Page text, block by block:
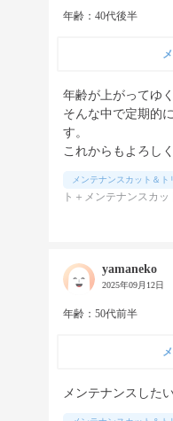
年齢：40代後半
年齢が上がってゆ
そんな中で定期的
す。
これからもよろし
メンテナンスカット＆ト
ト＋メンテナンスカッ
yamaneko
2025年09月12日
年齢：50代前半
メンテナンスした